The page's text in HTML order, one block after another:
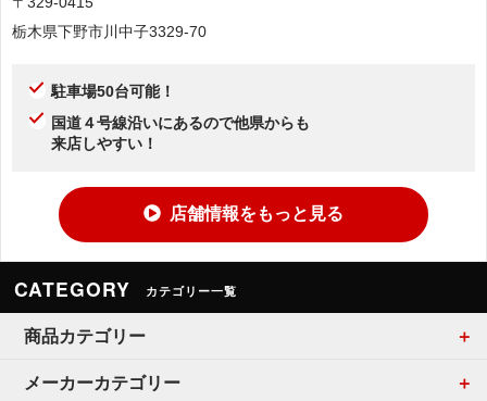
栃木県下野市川中子3329-70
駐車場50台可能！
国道４号線沿いにあるので他県からも
来店しやすい！
店舗情報をもっと見る
CATEGORY カテゴリー一覧
商品カテゴリー
メーカーカテゴリー